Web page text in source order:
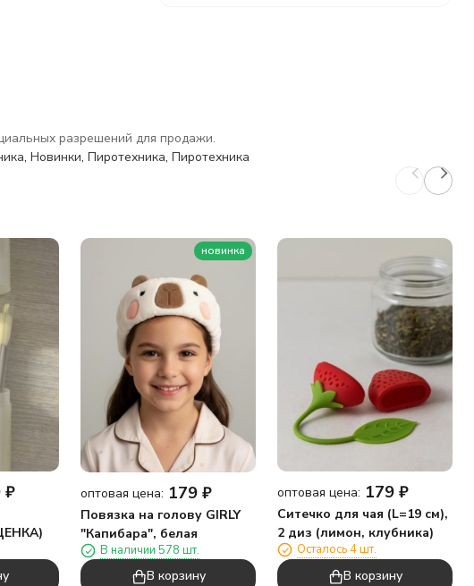
разрешений для продажи.
, Новинки, Пиротехника, Пиротехника
₽
новинка
оптовая цена: 179 ₽
Повязка на голову GIRLY
"Капибара", белая
В наличии 578 шт.
В корзину
оптовая цена: 179 ₽
Ситечко для чая (L=19 см),
2 диз (лимон, клубника)
Осталось 4 шт.
В корзину